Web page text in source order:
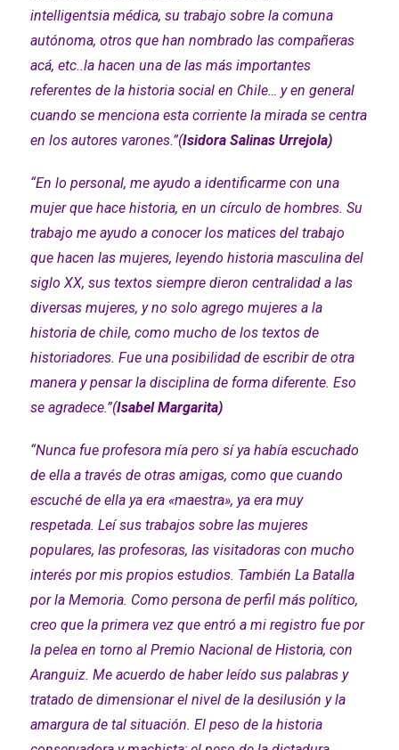
intelligentsia médica, su trabajo sobre la comuna
autónoma, otros que han nombrado las compañeras
acá, etc..la hacen una de las más importantes
referentes de la historia social en Chile… y en general
cuando se menciona esta corriente la mirada se centra
en los autores varones.”(Isidora Salinas Urrejola)
“En lo personal, me ayudo a identificarme con una
mujer que hace historia, en un círculo de hombres. Su
trabajo me ayudo a conocer los matices del trabajo
que hacen las mujeres, leyendo historia masculina del
siglo XX, sus textos siempre dieron centralidad a las
diversas mujeres, y no solo agrego mujeres a la
historia de chile, como mucho de los textos de
historiadores. Fue una posibilidad de escribir de otra
manera y pensar la disciplina de forma diferente. Eso
se agradece.”(Isabel Margarita)
“Nunca fue profesora mía pero sí ya había escuchado
de ella a través de otras amigas, como que cuando
escuché de ella ya era «maestra», ya era muy
respetada. Leí sus trabajos sobre las mujeres
populares, las profesoras, las visitadoras con mucho
interés por mis propios estudios. También La Batalla
por la Memoria. Como persona de perfil más político,
creo que la primera vez que entró a mi registro fue por
la pelea en torno al Premio Nacional de Historia, con
Aranguiz. Me acuerdo de haber leído sus palabras y
tratado de dimensionar el nivel de la desilusión y la
amargura de tal situación. El peso de la historia